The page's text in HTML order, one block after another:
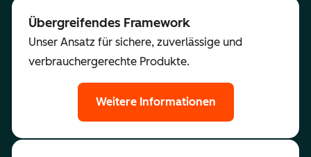
Übergreifendes Framework
Unser Ansatz für sichere, zuverlässige und
verbrauchergerechte Produkte.
Weitere Informationen